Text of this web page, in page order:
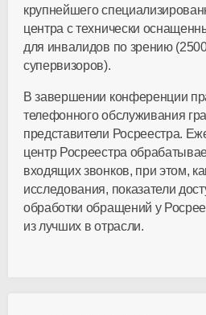
крупнейшего
центра с технически
для инвалидов по зрению
супервизоров).
В завершении конференции
телефонного обслуживания
представители Росреестра.
центр Росреестра
входящих звонков, при этом,
исследования, показатели
обработки обращений у
из лучших в отрасли.